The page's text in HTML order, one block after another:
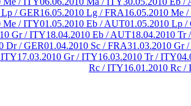
/ GER16.05.2010 Lg / FRA16.05.2010 Me
Me / ITY01.05.2010 Eb / AUT01.05.2010 Lp /
Gr / ITY18.04.2010 Eb / AUT18.04.2010 Tr
Dr / GER01.04.2010 Sc / FRA31.03.2010 Gr
ITY17.03.2010 Gr / ITY16.03.2010 Tr / ITY
Rc / ITY16.01.2010 Rc /